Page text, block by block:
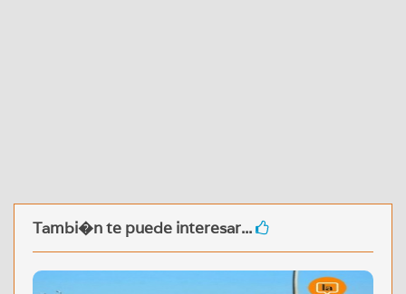
Tambi�n te puede interesar...